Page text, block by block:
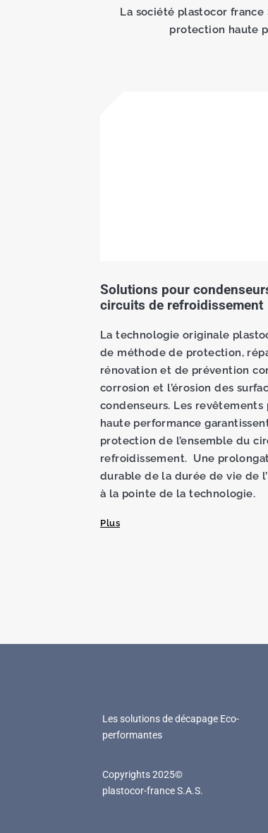
La société plastocor france
protection haute
Solutions pour
circuits de refroidissement
La technologie originale
de méthode de protection,
rénovation et de prévention
corrosion et l’érosion des
condenseurs. Les
haute performance
protection de l’ensemble du
refroidissement. Une
durable de la durée de vie de
à la pointe de la technologie.
Plus
Les solutions de décapage Eco-
performantes
Copyrights 2025©
plastocor-france S.A.S.